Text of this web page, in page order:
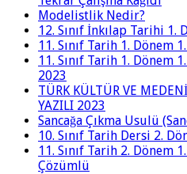
Modelistlik Nedir?
12. Sınıf İnkılap Tarihi 1.
11. Sınıf Tarih 1. Dönem
11. Sınıf Tarih 1. Dönem
2023
TÜRK KÜLTÜR VE
YAZILI 2023
Sancağa Çıkma Usulü
10. Sınıf Tarih Dersi 2.
11. Sınıf Tarih 2. Dönem
Çözümlü